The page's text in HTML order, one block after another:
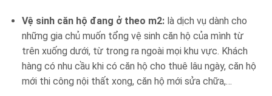
Vệ sinh căn hộ đang ở theo m2: là dịch vụ dành cho
những gia chủ muốn tổng vệ sinh căn hộ của mình từ
trên xuống dưới, từ trong ra ngoài mọi khu vực. Khách
hàng có nhu cầu khi có căn hộ cho thuê lâu ngày, căn hộ
mới thi công nội thất xong, căn hộ mới sửa chữa,…